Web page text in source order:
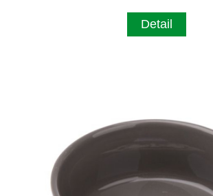
Detail